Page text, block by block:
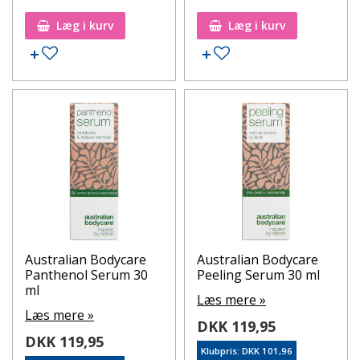
Læg i kurv
Tilføj til ønskeseddel
Læg i kurv
Tilføj til ønskeseddel
Australian Bodycare
Panthenol Serum 30
ml
Læs mere »
DKK 119,95
Australian Bodycare
Peeling Serum 30 ml
Læs mere »
DKK 119,95
Klubpris: DKK 101,96